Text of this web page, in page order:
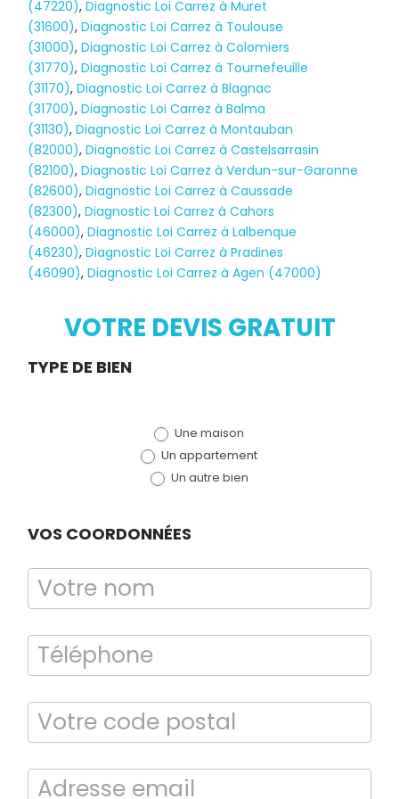
Diagnostic
Bilan énergétique
DPE
(47220),Diagnostic Loi Carrez à Muret
(31600),Diagnostic Loi Carrez à Toulouse
(31000),Diagnostic Loi Carrez à Colomiers
(31770),Diagnostic Loi Carrez à Tournefeuille
(31170),Diagnostic Loi Carrez à Blagnac
(31700),Diagnostic Loi Carrez à Balma
(31130),Diagnostic Loi Carrez à Montauban
(82000),Diagnostic Loi Carrez à Castelsarrasin
(82100),Diagnostic Loi Carrez à Verdun-sur-Garonne
(82600),Diagnostic Loi Carrez à Caussade
(82300),Diagnostic Loi Carrez à Cahors
(46000),Diagnostic Loi Carrez à Lalbenque
(46230),Diagnostic Loi Carrez à Pradines
(46090),Diagnostic Loi Carrez à Agen (47000)
VOTRE DEVIS GRATUIT
Demande
TYPE DE BIEN
Une maison
Un appartement
Un autre bien
VOS COORDONNÉES